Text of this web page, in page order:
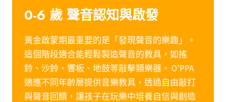
0-6 歲 聲音認知與啟發
黃金啟蒙期最重要的是「發現聲音的樂趣」。
這個階段適合能輕鬆製造聲音的教具，如搖
鈴、沙鈴、響板、地鼓等敲擊類樂器。 O’PPA
適應不同年齡層提供音樂教具，透過自由敲打
與聲音回饋，讓孩子在玩樂中培養自信與創造